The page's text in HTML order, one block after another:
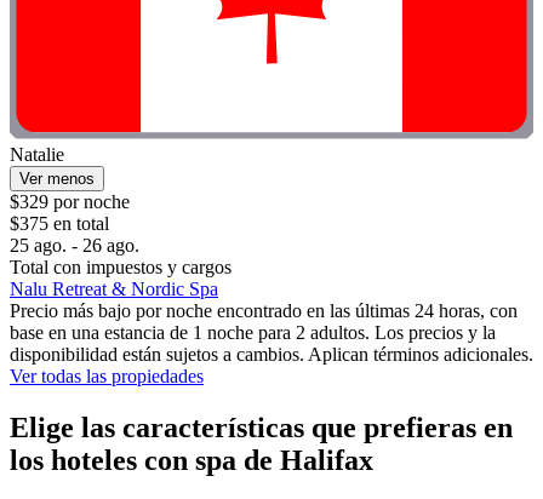
Natalie
Ver menos
$329 por noche
$375 en total
25 ago. - 26 ago.
Total con impuestos y cargos
Nalu Retreat & Nordic Spa
Precio más bajo por noche encontrado en las últimas 24 horas, con
base en una estancia de 1 noche para 2 adultos. Los precios y la
disponibilidad están sujetos a cambios. Aplican términos adicionales.
Ver todas las propiedades
Elige las características que prefieras en
los hoteles con spa de Halifax